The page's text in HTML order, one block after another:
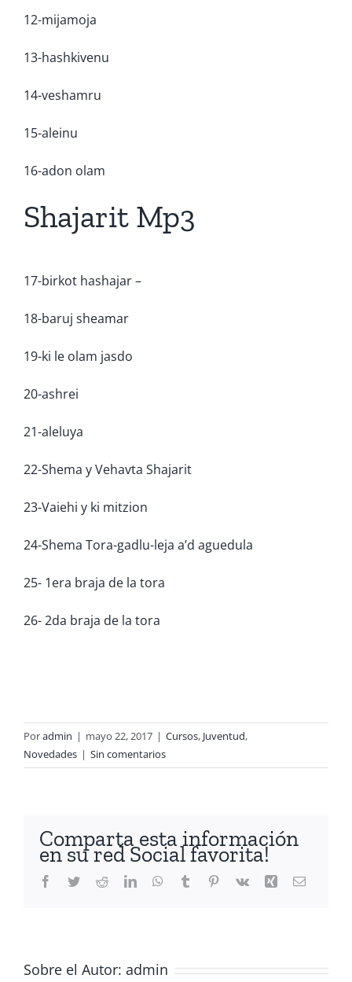
12-mijamoja
13-hashkivenu
14-veshamru
15-aleinu
16-adon olam
Shajarit Mp3
17-birkot hashajar –
18-baruj sheamar
19-ki le olam jasdo
20-ashrei
21-aleluya
22-Shema y Vehavta Shajarit
23-Vaiehi y ki mitzion
24-Shema Tora-gadlu-leja a’d aguedula
25- 1era braja de la tora
26- 2da braja de la tora
Poradmin | mayo 22, 2017 | Cursos, Juventud,
Novedades | Sin comentarios
Comparta esta información
en su red Social favorita!
Facebook
TwitterRedditLinkedInWhatsApp
Tumblr Pinterest
Vk Xing Correo
Sobre el Autor: admin